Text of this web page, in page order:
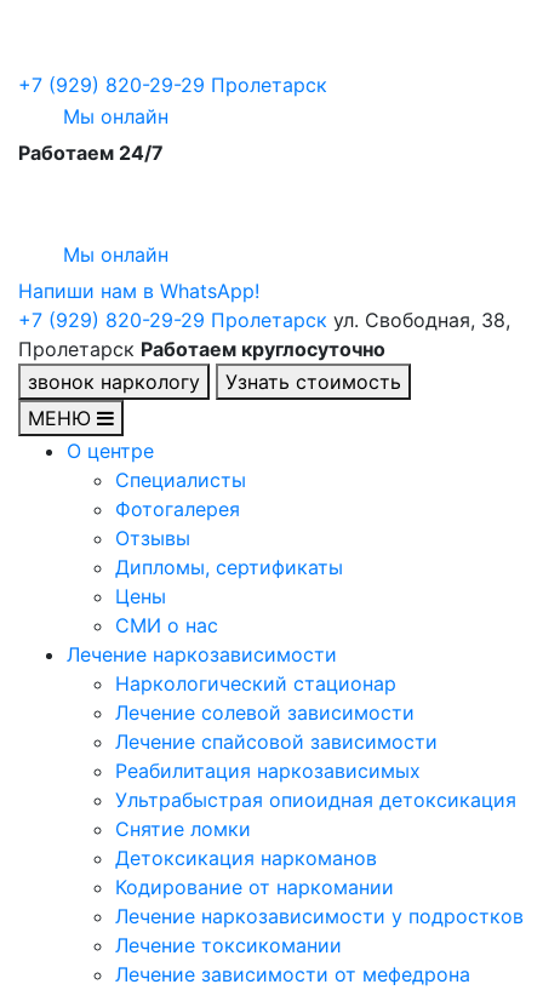
+7 (929) 820-29-29 Пролетарск
Мы онлайн
Работаем 24/7
Мы онлайн
Напиши нам в WhatsApp!
+7 (929) 820-29-29 Пролетарск ул. Свободная, 38,
Пролетарск Работаем круглосуточно
звонок наркологу
Узнать стоимость
МЕНЮ
О центре
Специалисты
Фотогалерея
Отзывы
Дипломы, сертификаты
Цены
СМИ о нас
Лечение наркозависимости
Наркологический стационар
Лечение солевой зависимости
Лечение спайсовой зависимости
Реабилитация наркозависимых
Ультрабыстрая опиоидная детоксикация
Снятие ломки
Детоксикация наркоманов
Кодирование от наркомании
Лечение наркозависимости у подростков
Лечение токсикомании
Лечение зависимости от мефедрона